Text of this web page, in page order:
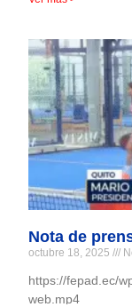
Nota de
octubre 18, 2025
https://fepad.ec/
web.mp4